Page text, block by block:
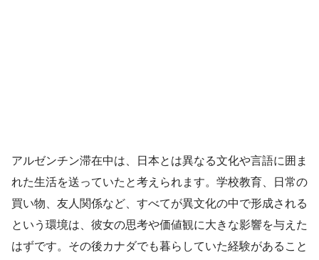
アルゼンチン滞在中は、日本とは異なる文化や言語に囲ま
れた生活を送っていたと考えられます。学校教育、日常の
買い物、友人関係など、すべてが異文化の中で形成される
という環境は、彼女の思考や価値観に大きな影響を与えた
はずです。その後カナダでも暮らしていた経験があること